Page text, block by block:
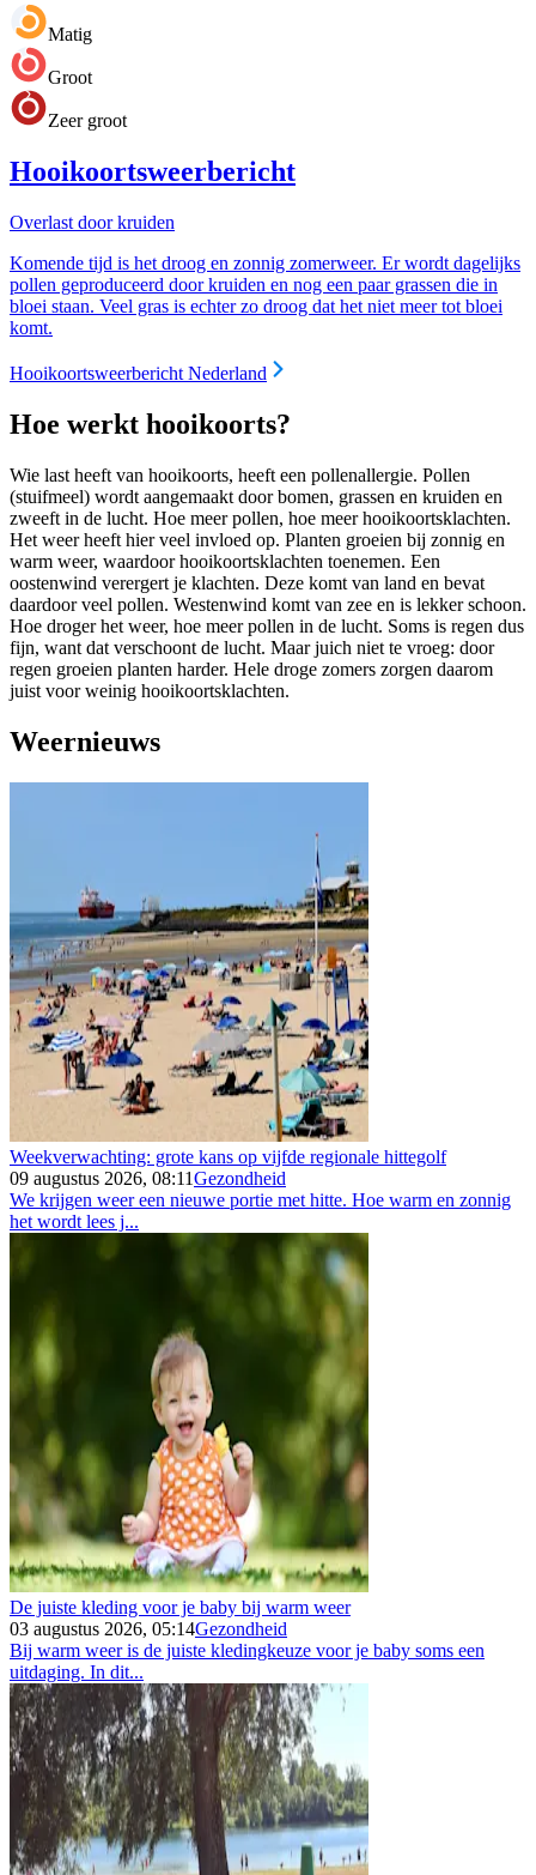
Matig
Groot
Zeer groot
Hooikoortsweerbericht
Overlast door kruiden
Komende tijd is het droog en zonnig zomerweer. Er wordt dagelijks
pollen geproduceerd door kruiden en nog een paar grassen die in
bloei staan. Veel gras is echter zo droog dat het niet meer tot bloei
komt.
Hooikoortsweerbericht Nederland
Hoe werkt hooikoorts?
Wie last heeft van hooikoorts, heeft een pollenallergie. Pollen
(stuifmeel) wordt aangemaakt door bomen, grassen en kruiden en
zweeft in de lucht. Hoe meer pollen, hoe meer hooikoortsklachten.
Het weer heeft hier veel invloed op. Planten groeien bij zonnig en
warm weer, waardoor hooikoortsklachten toenemen. Een
oostenwind verergert je klachten. Deze komt van land en bevat
daardoor veel pollen. Westenwind komt van zee en is lekker schoon.
Hoe droger het weer, hoe meer pollen in de lucht. Soms is regen dus
fijn, want dat verschoont de lucht. Maar juich niet te vroeg: door
regen groeien planten harder. Hele droge zomers zorgen daarom
juist voor weinig hooikoortsklachten.
Weernieuws
Weekverwachting: grote kans op vijfde regionale hittegolf
09 augustus 2026, 08:11Gezondheid
We krijgen weer een nieuwe portie met hitte. Hoe warm en zonnig
het wordt lees j...
De juiste kleding voor je baby bij warm weer
03 augustus 2026, 05:14Gezondheid
Bij warm weer is de juiste kledingkeuze voor je baby soms een
uitdaging. In dit...